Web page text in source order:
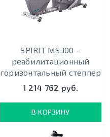
SPIRIT MS300 –
реабилитационный
горизонтальный степпер
1 214 762 руб.
В КОРЗИНУ